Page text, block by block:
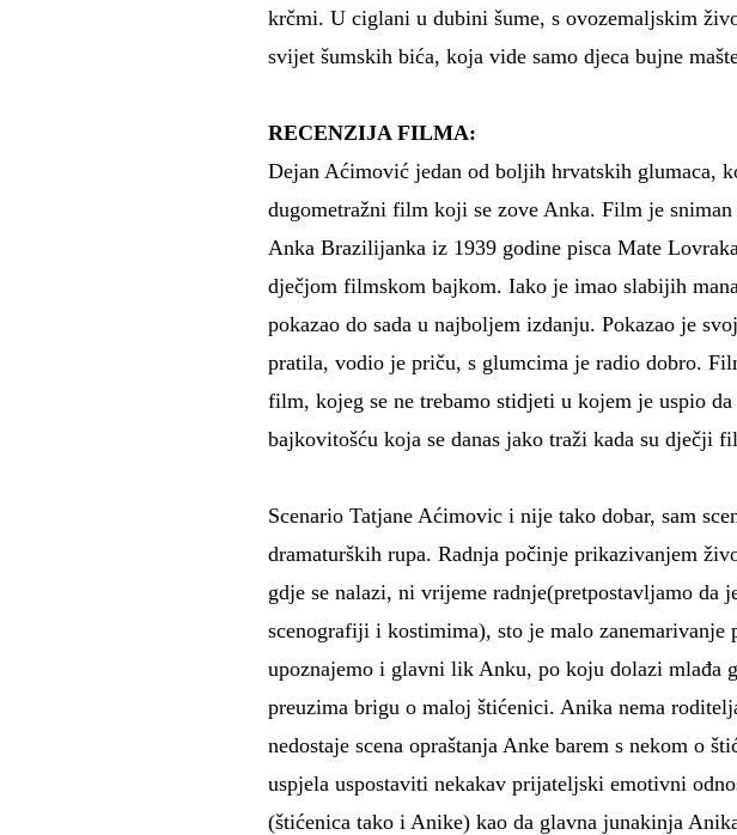
krčmi. U ciglani u dubini šume, s ovozemaljskim
svijet šumskih bića, koja vide samo djeca bujne
RECENZIJA FILMA:
Dejan Aćimović jedan od boljih hrvatskih glumaca,
dugometražni film koji se zove Anka. Film je
Anka Brazilijanka iz 1939 godine pisca Mate
dječjom filmskom bajkom. Iako je imao slabijih
pokazao do sada u najboljem izdanju. Pokazao je
pratila, vodio je priču, s glumcima je radio dobro.
film, kojeg se ne trebamo stidjeti u kojem je uspio
bajkovitošću koja se danas jako traži kada su dječji
Scenario Tatjane Aćimovic i nije tako dobar, sam
dramaturških rupa. Radnja počinje prikazivanjem
gdje se nalazi, ni vrijeme radnje(pretpostavljamo da
scenografiji i kostimima), sto je malo zanemarivanje
upoznajemo i glavni lik Anku, po koju dolazi mlađa
preuzima brigu o maloj štićenici. Anika nema
nedostaje scena opraštanja Anke barem s nekom o
uspjela uspostaviti nekakav prijateljski emotivni
(štićenica tako i Anike) kao da glavna junakinja